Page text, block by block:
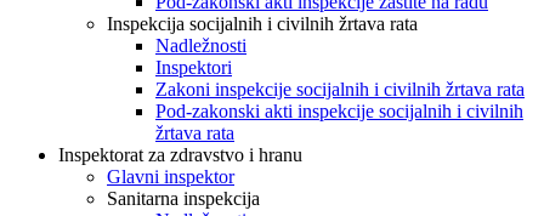
Inspekcija socijalnih i civilnih žrtava rata
Nadležnosti
Inspektori
Zakoni inspekcije socijalnih i civilnih žrtava rata
Pod-zakonski akti inspekcije socijalnih i civilnih
žrtava rata
Inspektorat za zdravstvo i hranu
Glavni inspektor
Sanitarna inspekcija